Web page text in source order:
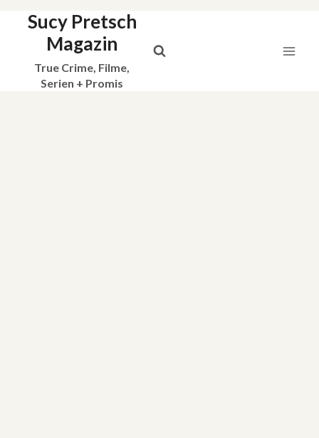
Sucy Pretsch
Magazin
True Crime, Filme,
Serien + Promis